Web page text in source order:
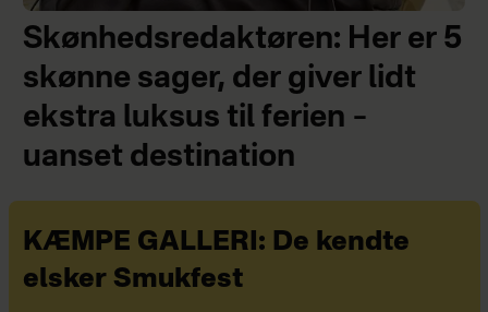
Skønhedsredaktøren: Her er 5
skønne sager, der giver lidt
ekstra luksus til ferien –
uanset destination
KÆMPE GALLERI: De kendte
elsker Smukfest